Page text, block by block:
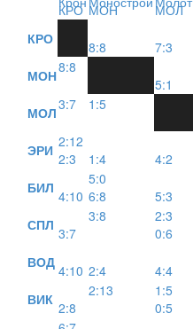
КРО МОН МОЛ
КРО
8:8 7:3
МОН8:8
5:1
МОЛ3:7 1:5
ЭРИ 2:12
2:3
1:4 4:2
БИЛ 4:10
5:0
6:8
5:3
СПЛ 3:7
3:8
2:3
0:6
ВОД 4:10 2:4 4:4
ВИК 2:8
2:13
1:5
0:5